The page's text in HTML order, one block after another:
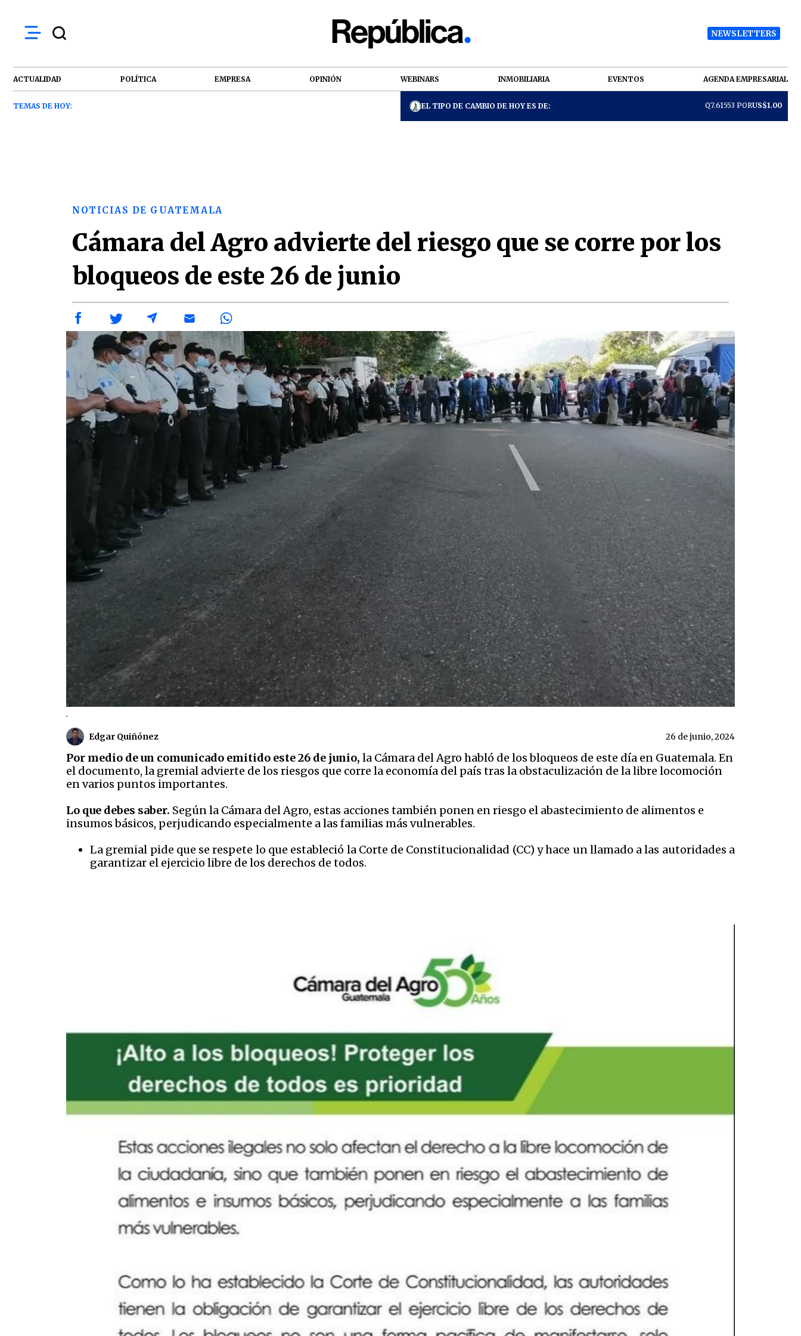
NEWSLETTERS
ACTUALIDAD POLÍTICA EMPRESA OPINIÓN WEBINARS INMOBILIARIA EVENTOS AGENDA EMPRESARIAL
TEMAS DE HOY: EL TIPO DE CAMBIO DE HOY ES DE: Q7.61553 PORUS$1.00
NOTICIAS DE GUATEMALA
Cámara del Agro advierte del riesgo que se corre por los
bloqueos de este 26 de junio
.
Edgar Quiñónez 26 de junio, 2024
Por medio de un comunicado emitido este 26 de junio, la Cámara del Agro habló de los bloqueos de este día en Guatemala. En
el documento, la gremial advierte de los riesgos que corre la economía del país tras la obstaculización de la libre locomoción
en varios puntos importantes.
Lo que debes saber. Según la Cámara del Agro, estas acciones también ponen en riesgo el abastecimiento de alimentos e
insumos básicos, perjudicando especialmente a las familias más vulnerables.
La gremial pide que se respete lo que estableció la Corte de Constitucionalidad (CC) y hace un llamado a las autoridades a
garantizar el ejercicio libre de los derechos de todos.